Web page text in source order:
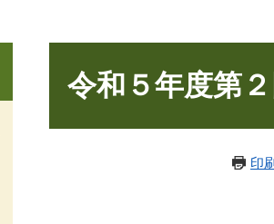
令和５年度第
印